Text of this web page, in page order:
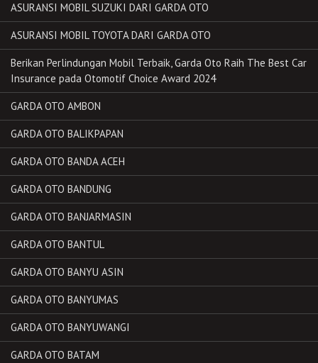
ASURANSI MOBIL SUZUKI DARI GARDA OTO
ASURANSI MOBIL TOYOTA DARI GARDA OTO
Berikan Perlindungan Mobil Terbaik, Garda Oto Raih The Best Car
Insurance pada Otomotif Choice Award 2024
GARDA OTO AMBON
GARDA OTO BALIKPAPAN
GARDA OTO BANDA ACEH
GARDA OTO BANDUNG
GARDA OTO BANJARMASIN
GARDA OTO BANTUL
GARDA OTO BANYU ASIN
GARDA OTO BANYUMAS
GARDA OTO BANYUWANGI
GARDA OTO BATAM